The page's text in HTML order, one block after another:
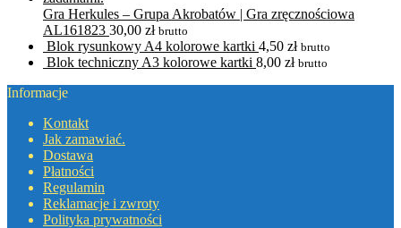
Gra Herkules – Grupa Akrobatów | Gra zręcznościowa
AL161823 30,00 zł brutto
Blok rysunkowy A4 kolorowe kartki 4,50 zł brutto
Blok techniczny A3 kolorowe kartki 8,00 zł brutto
Informacje
Kontakt
Jak zamawiać.
Dostawa
Płatności
Regulamin
Reklamacje i zwroty
Polityka prywatności